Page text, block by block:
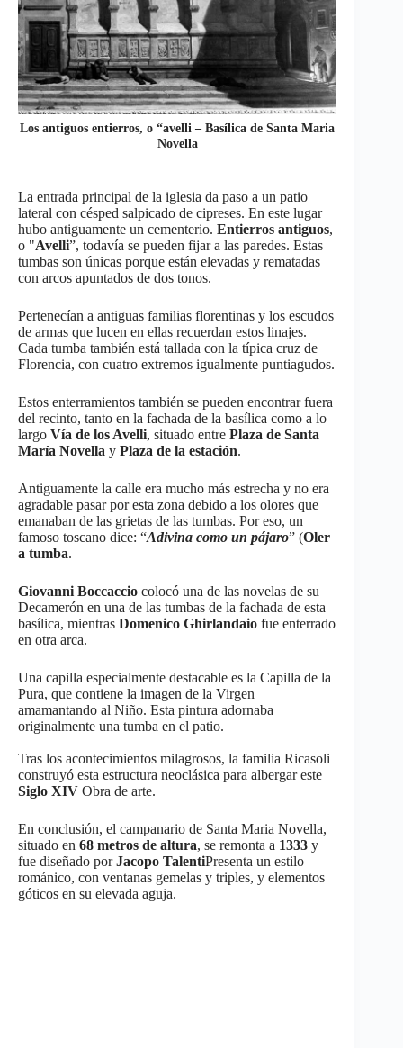
Los antiguos entierros, o “avelli – Basílica de Santa Maria
Novella
La entrada principal de la iglesia da paso a un patio
lateral con césped salpicado de cipreses. En este lugar
hubo antiguamente un cementerio. Entierros antiguos,
o "Avelli”, todavía se pueden fijar a las paredes. Estas
tumbas son únicas porque están elevadas y rematadas
con arcos apuntados de dos tonos.
Pertenecían a antiguas familias florentinas y los escudos
de armas que lucen en ellas recuerdan estos linajes.
Cada tumba también está tallada con la típica cruz de
Florencia, con cuatro extremos igualmente puntiagudos.
Estos enterramientos también se pueden encontrar fuera
del recinto, tanto en la fachada de la basílica como a lo
largo Vía de los Avelli, situado entre Plaza de Santa
María Novella y Plaza de la estación.
Antiguamente la calle era mucho más estrecha y no era
agradable pasar por esta zona debido a los olores que
emanaban de las grietas de las tumbas. Por eso, un
famoso toscano dice: “Adivina como un pájaro” (Oler
a tumba.
Giovanni Boccaccio colocó una de las novelas de su
Decamerón en una de las tumbas de la fachada de esta
basílica, mientras Domenico Ghirlandaio fue enterrado
en otra arca.
Una capilla especialmente destacable es la Capilla de la
Pura, que contiene la imagen de la Virgen
amamantando al Niño. Esta pintura adornaba
originalmente una tumba en el patio.
Tras los acontecimientos milagrosos, la familia Ricasoli
construyó esta estructura neoclásica para albergar este
Siglo XIV Obra de arte.
En conclusión, el campanario de Santa Maria Novella,
situado en 68 metros de altura, se remonta a 1333 y
fue diseñado porJacopo TalentiPresenta un estilo
románico, con ventanas gemelas y triples, y elementos
góticos en su elevada aguja.